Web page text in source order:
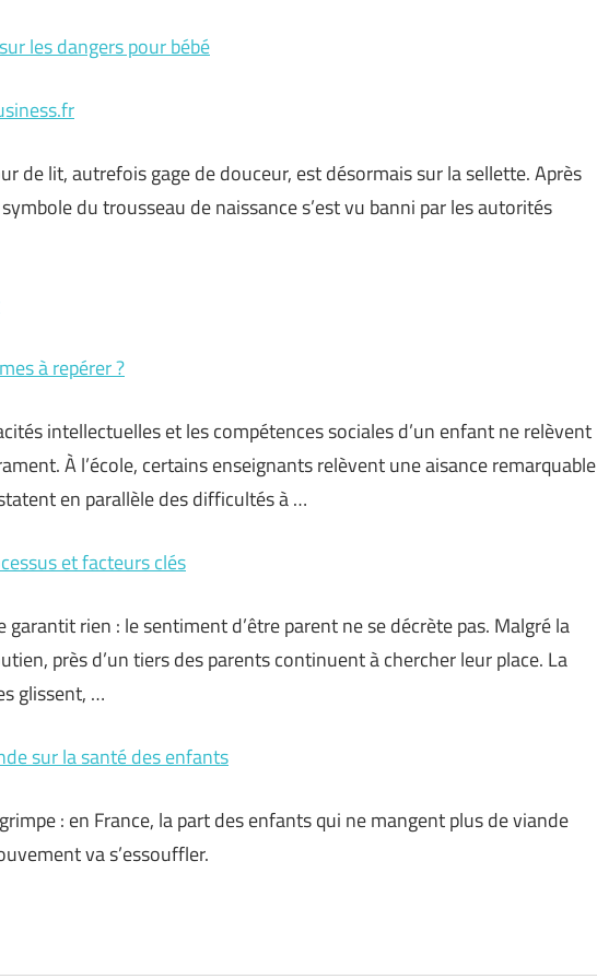
les dangers pour bébé
de lit, autrefois gage de douceur, est désormais sur la sellette. Après
du trousseau de naissance s’est vu banni par les autorités
à repérer ?
intellectuelles et les compétences sociales d’un enfant ne relèvent
À l’école, certains enseignants relèvent une aisance remarquable
en parallèle des difficultés à …
et facteurs clés
garantit rien : le sentiment d’être parent ne se décrète pas. Malgré la
près d’un tiers des parents continuent à chercher leur place. La
glissent, …
sur la santé des enfants
: en France, la part des enfants qui ne mangent plus de viande
va s’essouffler.